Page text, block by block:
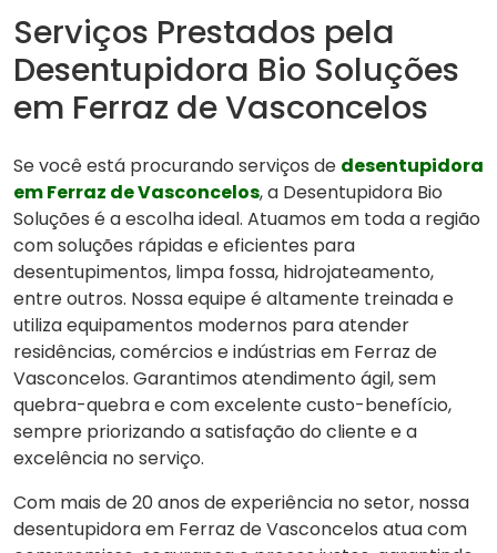
Serviços Prestados pela
Desentupidora Bio Soluções
em Ferraz de Vasconcelos
Se você está procurando serviços de desentupidora
em Ferraz de Vasconcelos, a Desentupidora Bio
Soluções é a escolha ideal. Atuamos em toda a região
com soluções rápidas e eficientes para
desentupimentos, limpa fossa, hidrojateamento,
entre outros. Nossa equipe é altamente treinada e
utiliza equipamentos modernos para atender
residências, comércios e indústrias em Ferraz de
Vasconcelos. Garantimos atendimento ágil, sem
quebra-quebra e com excelente custo-benefício,
sempre priorizando a satisfação do cliente e a
excelência no serviço.
Com mais de 20 anos de experiência no setor, nossa
desentupidora em Ferraz de Vasconcelos atua com